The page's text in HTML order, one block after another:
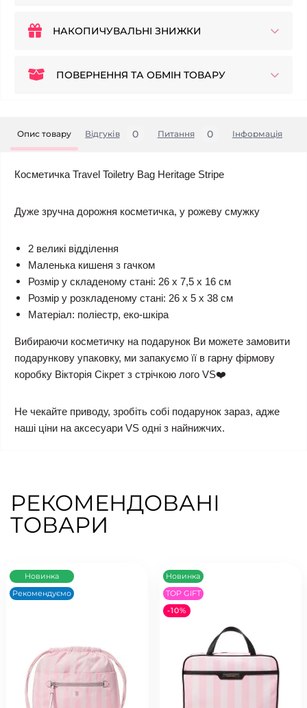
НАКОПИЧУВАЛЬНІ ЗНИЖКИ
ПОВЕРНЕННЯ ТА ОБМІН ТОВАРУ
Опис товару Відгуків 0 Питання 0 Iнформація
Косметичка Travel Toiletry Bag Heritage Stripe
Дуже зручна дорожня косметичка, у рожеву смужку
2 великі відділення
Маленька кишеня з гачком
Розмір у складеному стані: 26 x 7,5 x 16 см
Розмір у розкладеному стані: 26 x 5 x 38 см
Матеріал: поліестр, еко-шкіра
Вибираючи косметичку на подарунок Ви можете замовити
подарункову упаковку, ми запакуємо її в гарну фірмову
коробку Вікторія Сікрет з стрічкою лого VS❤️
Не чекайте приводу, зробіть собі подарунок зараз, адже
наші ціни на аксесуари VS одні з найнижчих.
РЕКОМЕНДОВАНІ
ТОВАРИ
Новинка
Рекомендуємо
Новинка
TOP GIFT
-10%